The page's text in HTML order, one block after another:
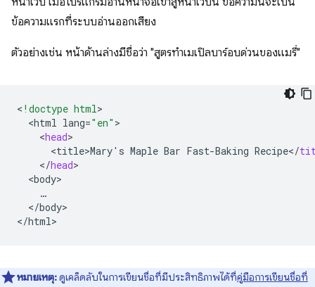
ข้อความแรกที่ระบบอ่านออกเสียง
ตัวอย่างเช่น หน้าด้านล่างมีชื่อว่า "สูตรทำเมเปิลบาร์อบด่วนของแมรี่"
< !doctype html
<html lang="en"
<head
<title>Mary' s Maple Bar Fast-Baking Recipe</
</head
<body
</body>
</html
หมายเหตุ:ดูเคล็ดลับในการเขียนชื่อที่มีประสิทธิภาพได้ที่คู่มือการเขียนชื่อที่